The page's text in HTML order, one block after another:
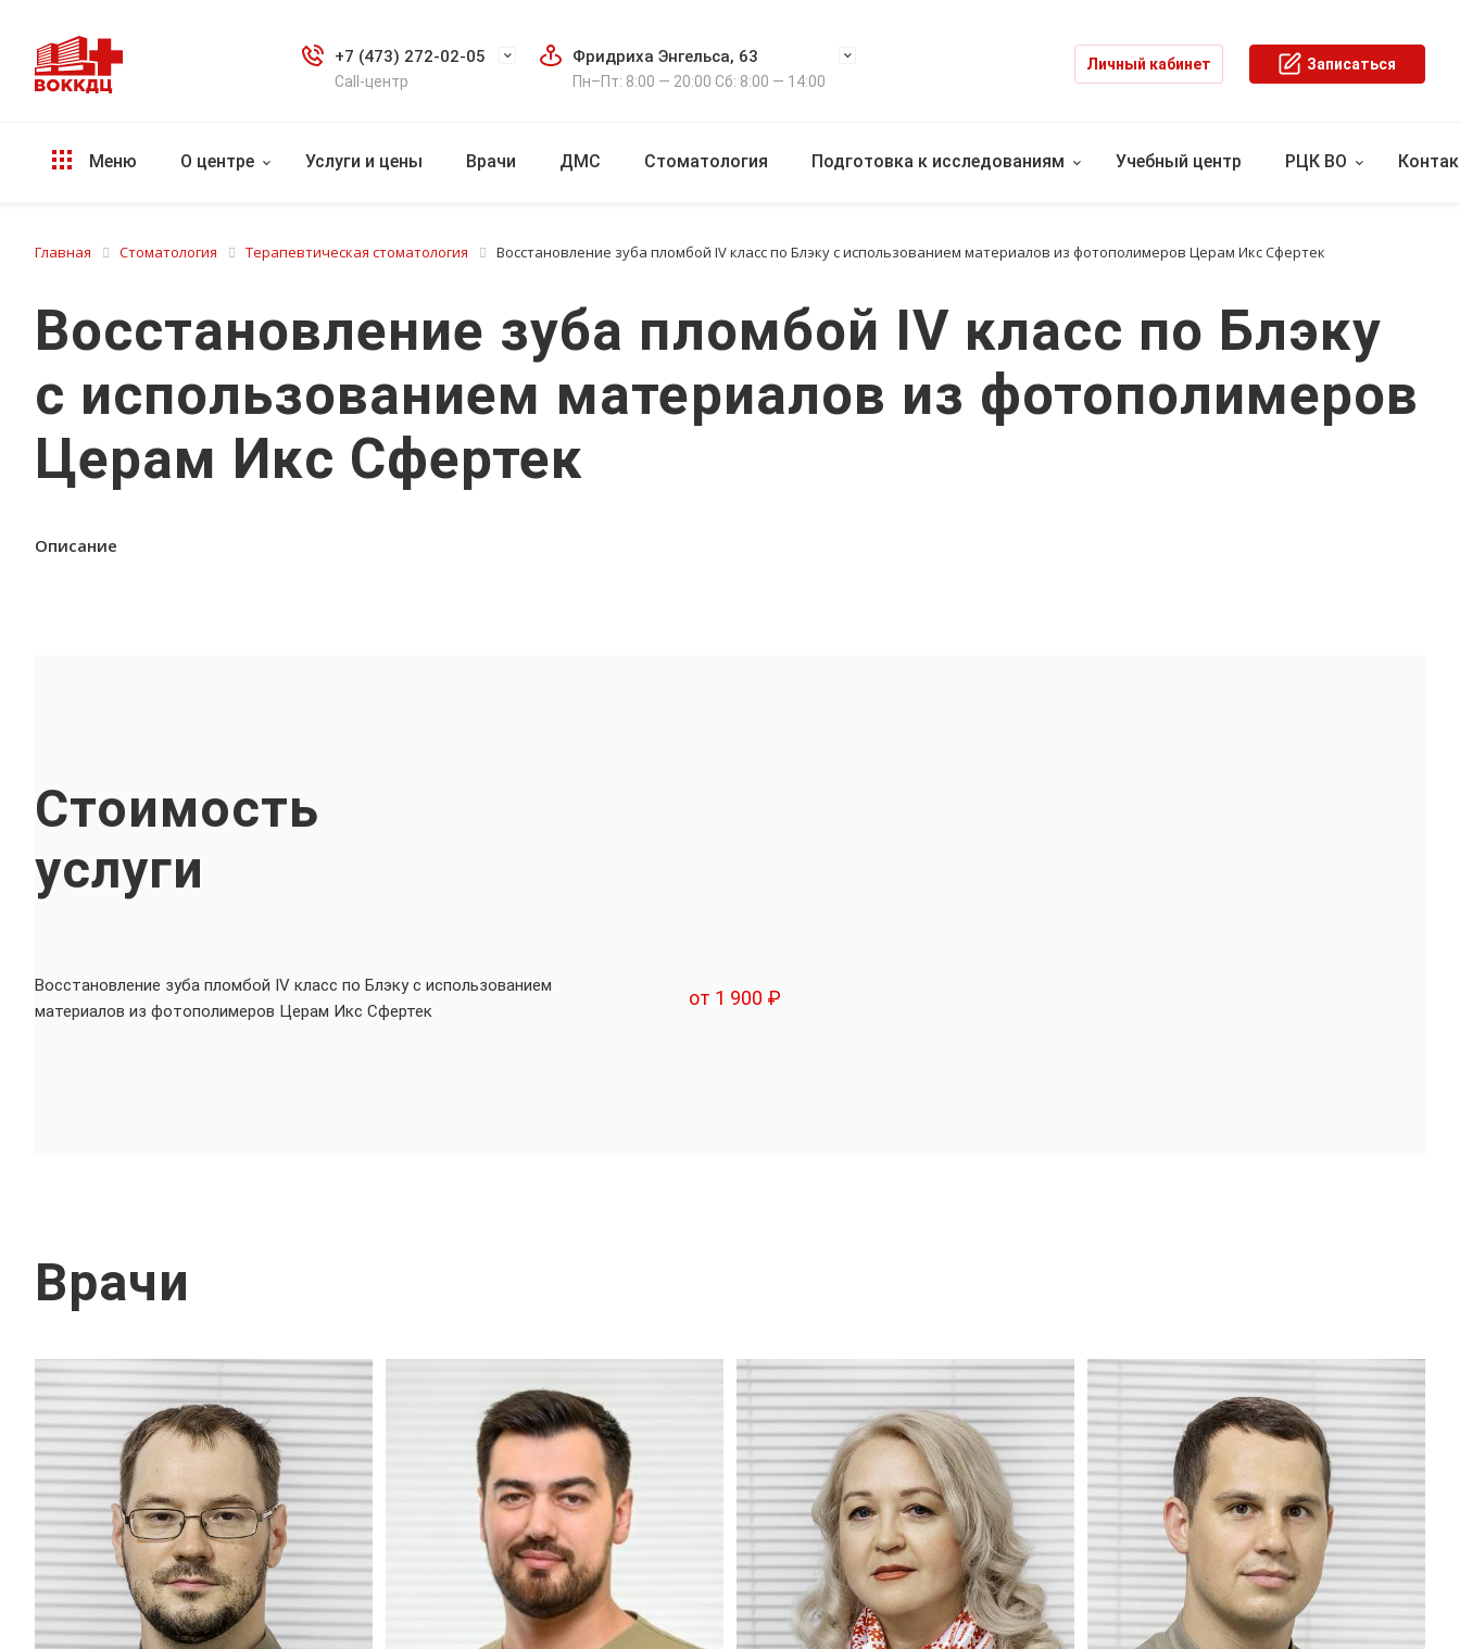
+7 (473) 272-02-05
Call-центр
Фридриха Энгельса, 63
Пн–Пт: 8:00 — 20:00 Сб: 8:00 — 14:00
Личный кабинет Записаться
Меню О центре Услуги и цены Врачи ДМС Стоматология Подготовка к исследованиям Учебный центр РЦК ВО
Главная Стоматология Терапевтическая стоматология Восстановление зуба пломбой IV класс по Блэку с использованием материалов из фотополимеров Церам Икс Сфертек
Восстановление зуба пломбой IV класс по Блэку
с использованием материалов из фотополимеров
Церам Икс Сфертек
Описание
Стоимость
услуги
Восстановление зуба пломбой IV класс по Блэку с использованием
материалов из фотополимеров Церам Икс Сфертек
от 1 900 ₽
Врачи